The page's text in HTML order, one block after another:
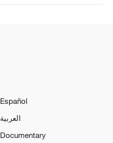
Español
العربية
Documentary